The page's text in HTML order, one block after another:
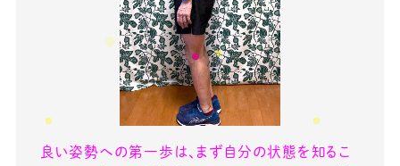
良い姿勢への第一歩は、まず自分の状態を知るこ